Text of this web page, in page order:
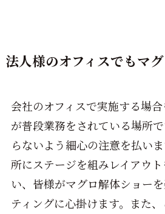
法人様のオフィスでもマ
会社のオフィスで実施する場
が普段業務をされている場所
らないよう細心の注意を払い
所にステージを組みレイアウ
い、皆様がマグロ解体ショー
ティングに心掛けます。また